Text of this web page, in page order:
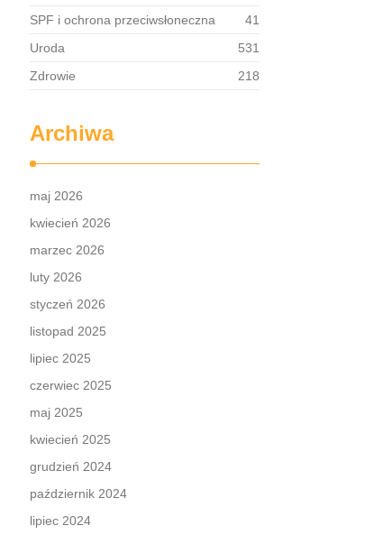
SPF i ochrona przeciwsłoneczna
41
Uroda
531
Zdrowie
218
Archiwa
maj 2026
kwiecień 2026
marzec 2026
luty 2026
styczeń 2026
listopad 2025
lipiec 2025
czerwiec 2025
maj 2025
kwiecień 2025
grudzień 2024
październik 2024
lipiec 2024